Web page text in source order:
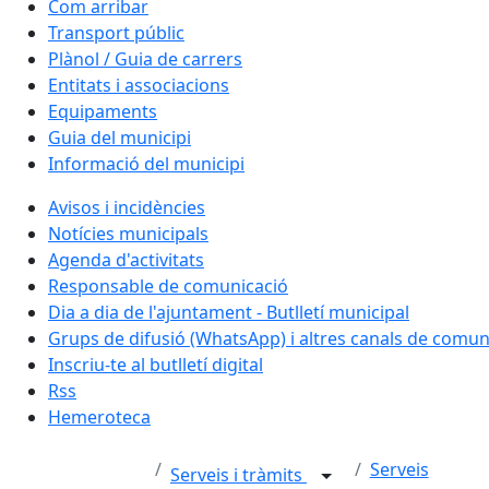
Com arribar
Transport públic
Plànol / Guia de carrers
Entitats i associacions
Equipaments
Guia del municipi
Informació del municipi
Avisos i incidències
Notícies municipals
Agenda d'activitats
Responsable de comunicació
Dia a dia de l'ajuntament - Butlletí municipal
Grups de difusió (WhatsApp) i altres canals de
Inscriu-te al butlletí digital
Rss
Hemeroteca
Serveis i tràmits Serveis